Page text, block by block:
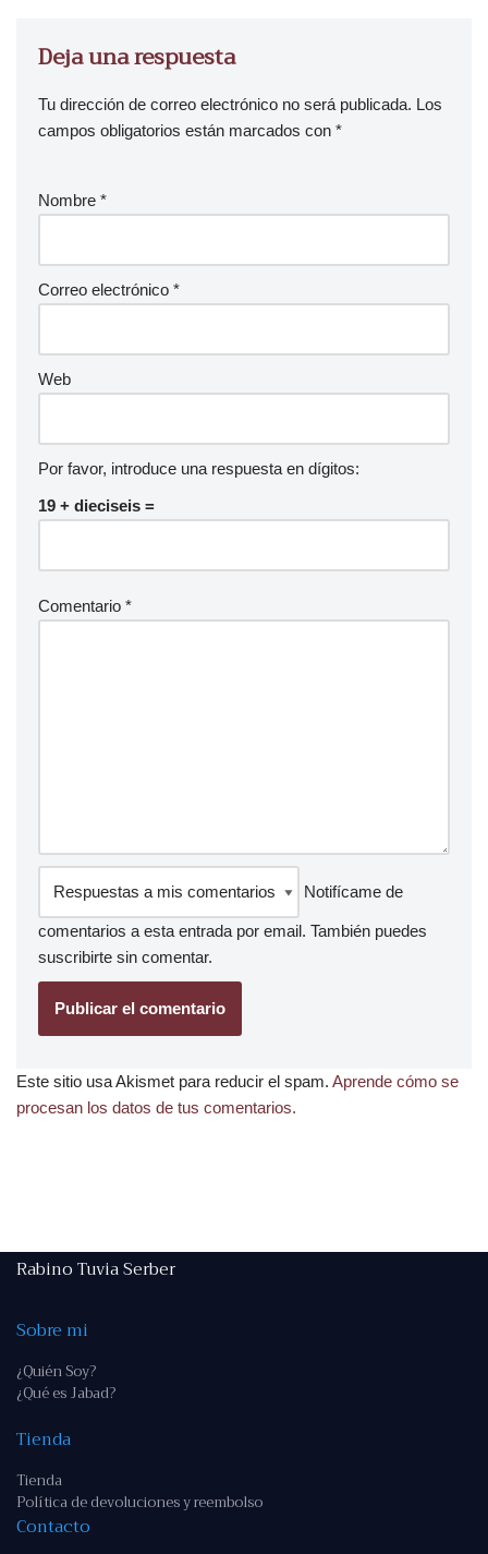
Deja una respuesta
Tu dirección de correo electrónico no será publicada. Los
campos obligatorios están marcados con *
Nombre *
Correo electrónico *
Web
Por favor, introduce una respuesta en dígitos:
19 + dieciseis =
Comentario *
Notifícame de
comentarios a esta entrada por email. También puedes
suscribirte sin comentar.
Este sitio usa Akismet para reducir el spam. Aprende cómo se
procesan los datos de tus comentarios.
Rabino Tuvia Serber
Sobre mi
¿Quién Soy?
¿Qué es Jabad?
Tienda
Tienda
Política de devoluciones y reembolso
Contacto